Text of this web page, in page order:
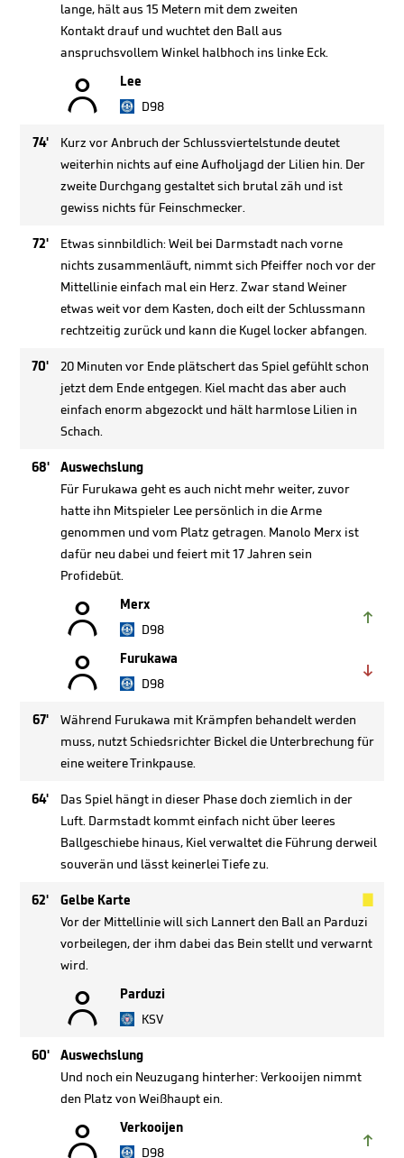
lange, hält aus 15 Metern mit dem zweiten
Kontakt drauf und wuchtet den Ball aus
anspruchsvollem Winkel halbhoch ins linke Eck.

Lee
D98
74'
Kurz vor Anbruch der Schlussviertelstunde deutet
weiterhin nichts auf eine Aufholjagd der Lilien hin. Der
zweite Durchgang gestaltet sich brutal zäh und ist
gewiss nichts für Feinschmecker.
72'
Etwas sinnbildlich: Weil bei Darmstadt nach vorne
nichts zusammenläuft, nimmt sich Pfeiffer noch vor der
Mittellinie einfach mal ein Herz. Zwar stand Weiner
etwas weit vor dem Kasten, doch eilt der Schlussmann
rechtzeitig zurück und kann die Kugel locker abfangen.
70'
20 Minuten vor Ende plätschert das Spiel gefühlt schon
jetzt dem Ende entgegen. Kiel macht das aber auch
einfach enorm abgezockt und hält harmlose Lilien in
Schach.
68'
Auswechslung
Für Furukawa geht es auch nicht mehr weiter, zuvor
hatte ihn Mitspieler Lee persönlich in die Arme
genommen und vom Platz getragen. Manolo Merx ist
dafür neu dabei und feiert mit 17 Jahren sein
Profidebüt.

Merx
D98


Furukawa
D98

67'
Während Furukawa mit Krämpfen behandelt werden
muss, nutzt Schiedsrichter Bickel die Unterbrechung für
eine weitere Trinkpause.
64'
Das Spiel hängt in dieser Phase doch ziemlich in der
Luft. Darmstadt kommt einfach nicht über leeres
Ballgeschiebe hinaus, Kiel verwaltet die Führung derweil
souverän und lässt keinerlei Tiefe zu.
62' Gelbe Karte
Vor der Mittellinie will sich Lannert den Ball an Parduzi
vorbeilegen, der ihm dabei das Bein stellt und verwarnt
wird.

Parduzi
KSV
60'
Auswechslung
Und noch ein Neuzugang hinterher: Verkooijen nimmt
den Platz von Weißhaupt ein.

Verkooijen
D98
